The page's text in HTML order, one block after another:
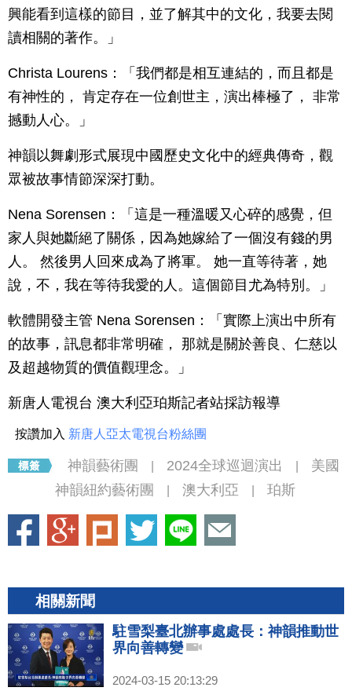
興能看到這樣的節目，並了解其中的文化，我要去閱
讀相關的著作。」
Christa Lourens：「我們都是相互連結的，而且都是
有神性的， 肯定存在一位創世主，演出棒極了， 非常
撼動人心。」
神韻以舞劇形式展現中國歷史文化中的經典傳奇，觀
眾被故事情節深深打動。
Nena Sorensen：「這是一種溫暖又心碎的感覺，但
家人與她斷絕了關係，因為她嫁給了一個沒有錢的男
人。 然後男人回來成為了將軍。 她一直等待著，她
說，不，我在等待我愛的人。這個節目尤為特別。」
軟體開發主管 Nena Sorensen：「實際上演出中所有
的故事，訊息都非常明確， 那就是關於善良、仁慈以
及超越物質的價值觀理念。」
新唐人電視台 澳大利亞珀斯記者站採訪報導
按讚加入 新唐人亞太電視台粉絲團
神韻藝術團 2024全球巡迴演出
美國
神韻紐約藝術團
澳大利亞 珀斯
相關新聞
駐雪梨臺北辦事處處長：神韻推動世
界向善轉變
2024-03-15 20:13:29